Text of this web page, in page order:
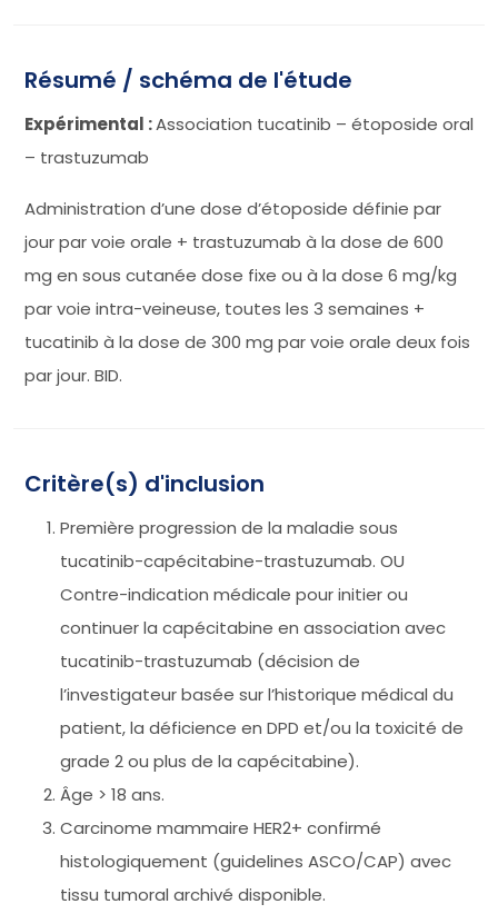
Résumé / schéma de l'étude
Expérimental :Association tucatinib – étoposide oral
– trastuzumab
Administration d’une dose d’étoposide définie par
jour par voie orale + trastuzumab à la dose de 600
mg en sous cutanée dose fixe ou à la dose 6 mg/kg
par voie intra-veineuse, toutes les 3 semaines +
tucatinib à la dose de 300 mg par voie orale deux fois
par jour. BID.
Critère(s) d'inclusion
Première progression de la maladie sous
tucatinib-capécitabine-trastuzumab. OU
Contre-indication médicale pour initier ou
continuer la capécitabine en association avec
tucatinib-trastuzumab (décision de
l’investigateur basée sur l’historique médical du
patient, la déficience en DPD et/ou la toxicité de
grade 2 ou plus de la capécitabine).
Âge > 18 ans.
Carcinome mammaire HER2+ confirmé
histologiquement (guidelines ASCO/CAP) avec
tissu tumoral archivé disponible.